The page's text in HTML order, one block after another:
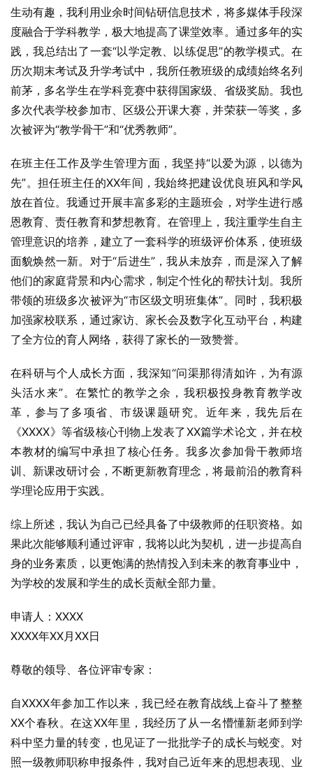
生动有趣，我利用业余时间钻研信息技术，将多媒体手段深
度融合于学科教学，极大地提高了课堂效率。通过多年的实
践，我总结出了一套“以学定教、以练促思”的教学模式。在
历次期末考试及升学考试中，我所任教班级的成绩始终名列
前茅，多名学生在学科竞赛中获得国家级、省级奖励。我也
多次代表学校参加市、区级公开课大赛，并荣获一等奖，多
次被评为“教学骨干”和“优秀教师”。
在班主任工作及学生管理方面，我坚持“以爱为源，以德为
先”。担任班主任的XX年间，我始终把建设优良班风和学风
放在首位。我通过开展丰富多彩的主题班会，对学生进行感
恩教育、责任教育和梦想教育。在管理上，我注重学生自主
管理意识的培养，建立了一套科学的班级评价体系，使班级
面貌焕然一新。对于“后进生”，我从未放弃，而是深入了解
他们的家庭背景和内心需求，制定个性化的帮扶计划。我所
带领的班级多次被评为“市区级文明班集体”。同时，我积极
加强家校联系，通过家访、家长会及数字化互动平台，构建
了全方位的育人网络，获得了家长的一致赞誉。
在科研与个人成长方面，我深知“问渠那得清如许，为有源
头活水来”。在繁忙的教学之余，我积极投身教育教学改
革，参与了多项省、市级课题研究。近年来，我先后在
《XXXX》等省级核心刊物上发表了XX篇学术论文，并在校
本教材的编写中承担了核心任务。我多次参加骨干教师培
训、新课改研讨会，不断更新教育理念，将最前沿的教育科
学理论应用于实践。
综上所述，我认为自己已经具备了中级教师的任职资格。如
果此次能够顺利通过评审，我将以此为契机，进一步提高自
身的业务素质，以更饱满的热情投入到未来的教育事业中，
为学校的发展和学生的成长贡献全部力量。
申请人：XXXX
XXXX年XX月XX日
尊敬的领导、各位评审专家：
自XXXX年参加工作以来，我已经在教育战线上奋斗了整整
XX个春秋。在这XX年里，我经历了从一名懵懂新老师到学
科中坚力量的转变，也见证了一批批学子的成长与蜕变。对
照一级教师职称申报条件，我对自己近年来的思想表现、业